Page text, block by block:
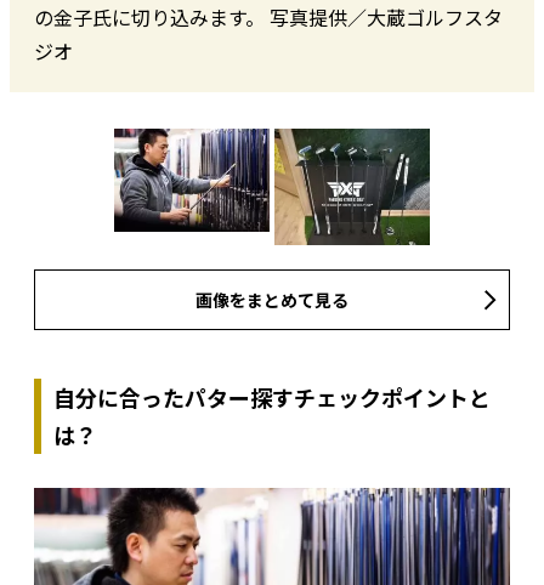
の金子氏に切り込みます。 写真提供／大蔵ゴルフスタ
ジオ
画像をまとめて見る
自分に合ったパター探すチェックポイントと
は？